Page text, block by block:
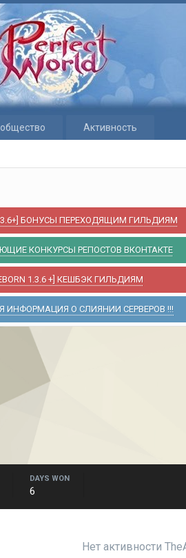
Активность
1.3.6+] БОНУСЫ ПЕРЕХОДЯЩИМ ГИЛЬДИЯМ
КОНКУРСЫ РЕПОСТОВ ВКОНТАКТЕ
1.3.6 +] КЕШБЭК ГИЛЬДИЯМ
ИНФОРМАЦИЯ О СЛИЯНИИ СЕРВЕРОВ !!!
DAYS WON
6
Нет активности